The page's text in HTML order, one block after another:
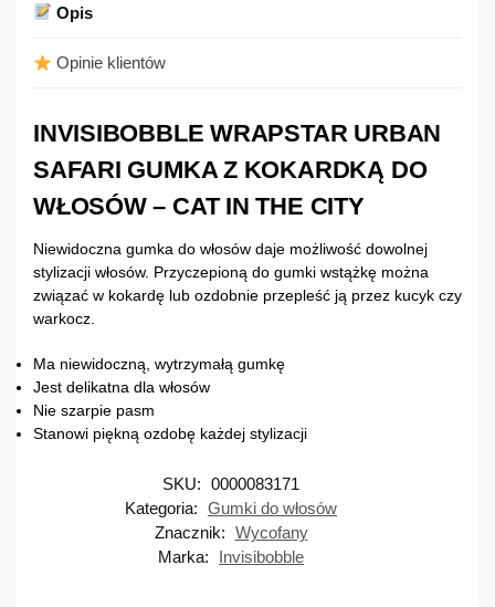
Opis
Opinie klientów
INVISIBOBBLE WRAPSTAR URBAN
SAFARI GUMKA Z KOKARDKĄ DO
WŁOSÓW – CAT IN THE CITY
Niewidoczna gumka do włosów daje możliwość dowolnej
stylizacji włosów. Przyczepioną do gumki wstążkę można
związać w kokardę lub ozdobnie przepleść ją przez kucyk czy
warkocz.
Ma niewidoczną, wytrzymałą gumkę
Jest delikatna dla włosów
Nie szarpie pasm
Stanowi piękną ozdobę każdej stylizacji
SKU: 0000083171
Kategoria: Gumki do włosów
Znacznik: Wycofany
Marka:
Invisibobble